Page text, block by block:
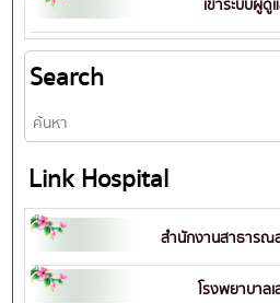
เข้าระบบผู้ดู
Search
Link Hospital
สำนักงานสาธารณ
โรงพยาบาล